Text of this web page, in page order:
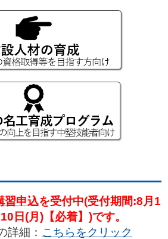
習申込を受付中(受付期間:8月1
日(月)【必着】)です。
詳細： こちらをクリック